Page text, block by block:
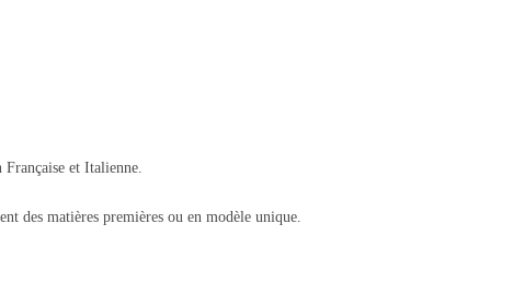
et Italienne.
des matières premières ou en modèle unique.